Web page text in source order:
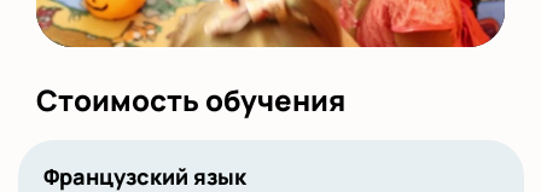
Стоимость обучения
Французский язык